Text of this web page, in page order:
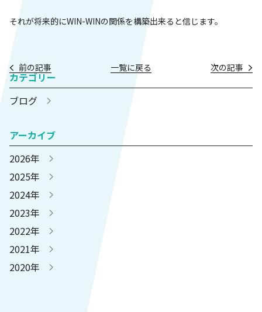
それが将来的にWIN-WINの関係を構築出来ると信じます。
前の記事 一覧に戻る 次の記事
カテゴリー
ブログ
アーカイブ
2026年
2025年
2024年
2023年
2022年
2021年
2020年